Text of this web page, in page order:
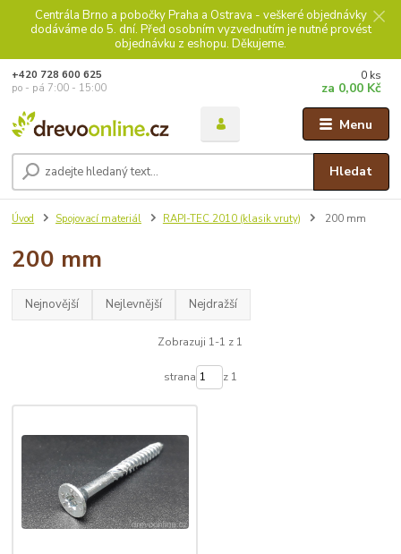
Centrála Brno a pobočky Praha a Ostrava - veškeré objednávky
dodáváme do 5. dní. Před osobním vyzvednutím je nutné provést
objednávku z eshopu. Děkujeme.
Menu
Hledat
+420 728 600 625
po - pá 7:00 - 15:00
0 ks
za 0,00 Kč
Úvod Spojovací materiál RAPI-TEC 2010 (klasik vruty) 200 mm
200 mm
Nejnovější Nejlevnější Nejdražší
Zobrazuji 1-1 z 1
strana z 1